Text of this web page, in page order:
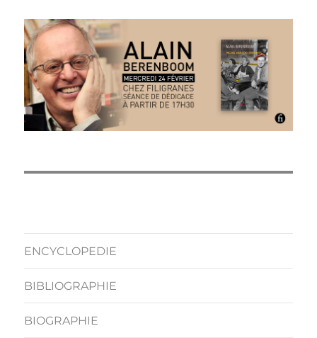
ENCYCLOPEDIE
BIBLIOGRAPHIE
BIOGRAPHIE